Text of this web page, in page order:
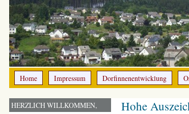
Home Impressum Dorfinnenentwicklung
Hohe
HERZLICH WILLKOMMEN,